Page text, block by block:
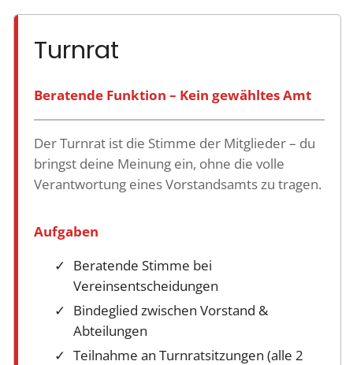
Turnrat
Beratende Funktion – Kein gewähltes Amt
Der Turnrat ist die Stimme der Mitglieder – du
bringst deine Meinung ein, ohne die volle
Verantwortung eines Vorstandsamts zu tragen.
Aufgaben
Beratende Stimme bei
Vereinsentscheidungen
Bindeglied zwischen Vorstand &
Abteilungen
Teilnahme an Turnratsitzungen (alle 2